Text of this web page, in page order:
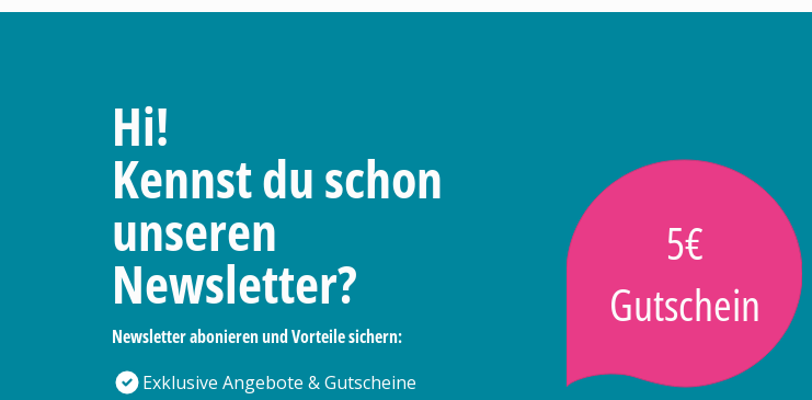
Hi!
Kennst du schon
unseren
Newsletter?
Newsletter abonieren und Vorteile sichern:
Exklusive Angebote & Gutscheine
5€
Gutschein